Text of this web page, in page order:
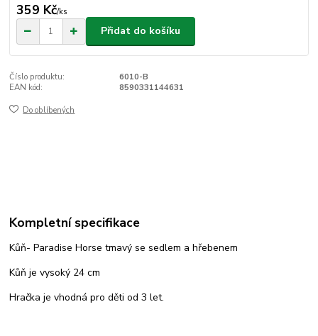
359 Kč/ks
Přidat do košíku
Číslo produktu:
6010-B
EAN kód:
8590331144631
Do oblíbených
Kompletní specifikace
Kůň- Paradise Horse tmavý se sedlem a hřebenem
Kůň je vysoký 24 cm
Hračka je vhodná pro děti od 3 let.